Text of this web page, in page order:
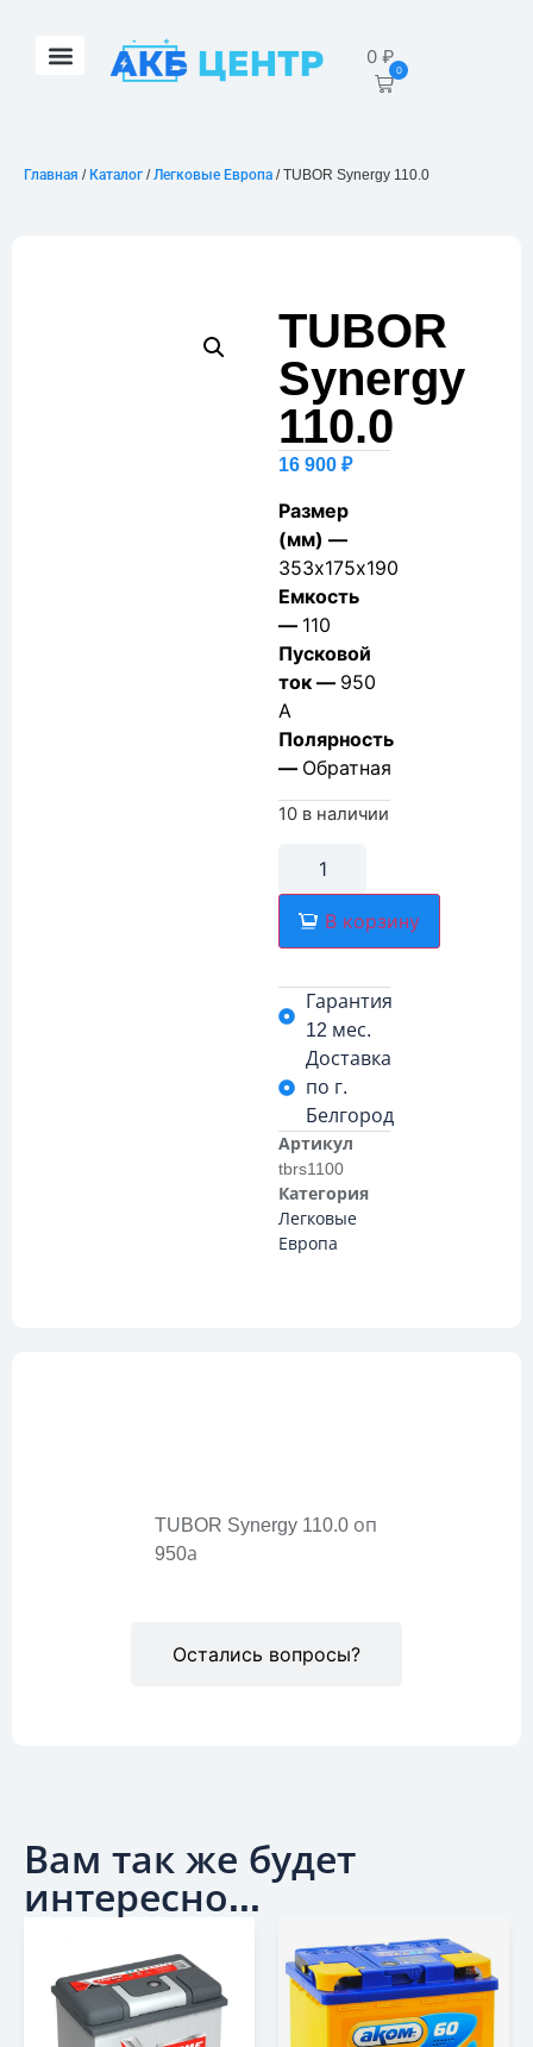
0₽
0
Главная / Каталог /Легковые Европа / TUBOR Synergy 110.0
TUBOR
Synergy
110.0
16 900 ₽
Размер
(мм) —
353х175х190
Емкость
— 110
Пусковой
ток — 950
А
Полярность
— Обратная
10 в наличии
В корзину
Гарантия
12 мес.
Доставка
по г.
Белгород
Артикул
tbrs1100
Категория
Легковые
Европа
Остались вопросы?
TUBOR Synergy 110.0 оп
950а
Вам так же будет
интересно...